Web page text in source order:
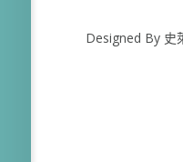
Designed By 史